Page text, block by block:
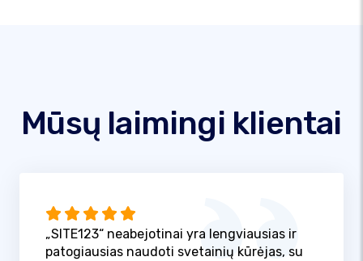
Mūsų laimingi klientai
„SITE123“ neabejotinai yra lengviausias ir
patogiausias naudoti svetainių kūrėjas, su